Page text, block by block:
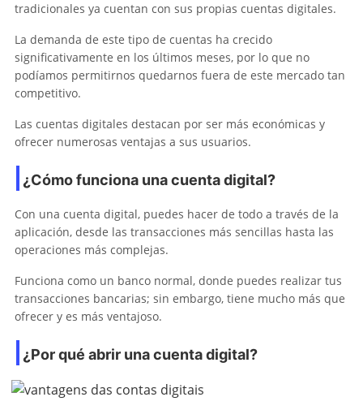
tradicionales ya cuentan con sus propias cuentas digitales.
La demanda de este tipo de cuentas ha crecido
significativamente en los últimos meses, por lo que no
podíamos permitirnos quedarnos fuera de este mercado tan
competitivo.
Las cuentas digitales destacan por ser más económicas y
ofrecer numerosas ventajas a sus usuarios.
¿Cómo funciona una cuenta digital?
Con una cuenta digital, puedes hacer de todo a través de la
aplicación, desde las transacciones más sencillas hasta las
operaciones más complejas.
Funciona como un banco normal, donde puedes realizar tus
transacciones bancarias; sin embargo, tiene mucho más que
ofrecer y es más ventajoso.
¿Por qué abrir una cuenta digital?